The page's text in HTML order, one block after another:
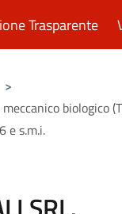
Trasparente
>
biologico
e s.m.i.